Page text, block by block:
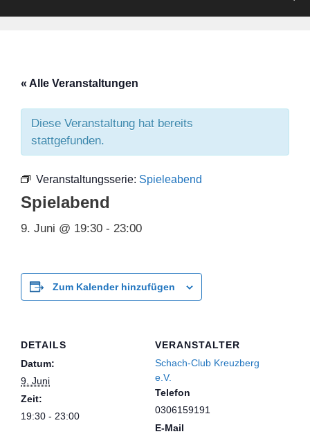
« Alle Veranstaltungen
Diese Veranstaltung hat bereits
stattgefunden.
Veranstaltungsserie: Spieleabend
Spielabend
9. Juni @ 19:30 - 23:00
Zum Kalender hinzufügen
DETAILS
Datum:
9. Juni
Zeit:
19:30 - 23:00
VERANSTALTER
Schach-Club Kreuzberg
e.V.
Telefon
0306159191
E-Mail